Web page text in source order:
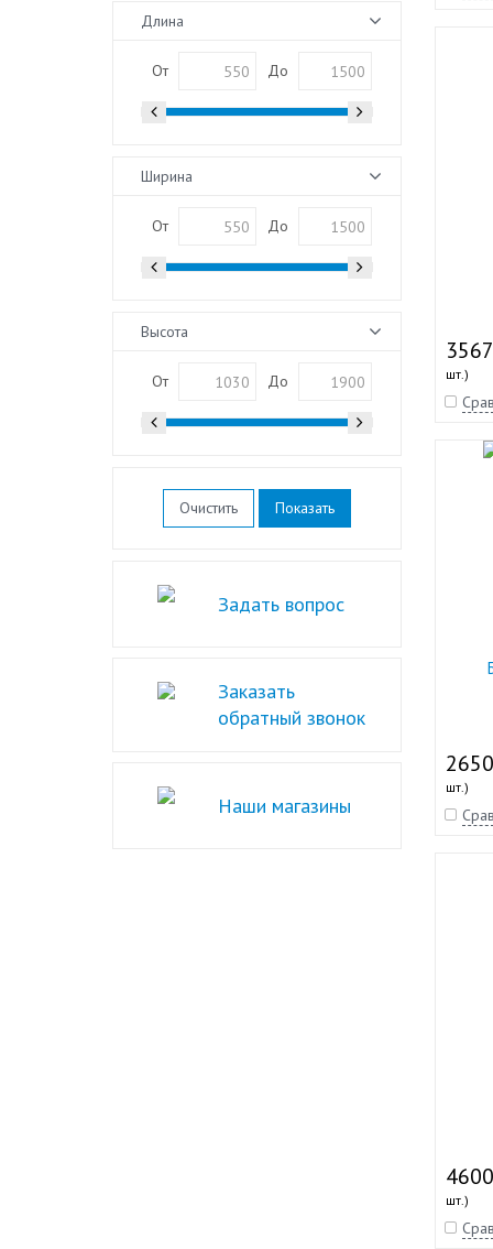
шт.)
шт.)
шт.)
4000л
5000л
500л
750л
Длина
От До
Ширина
От До
Высота
От До
Очистить
Задать вопрос
Заказать
обратный звонок
Наши магазины